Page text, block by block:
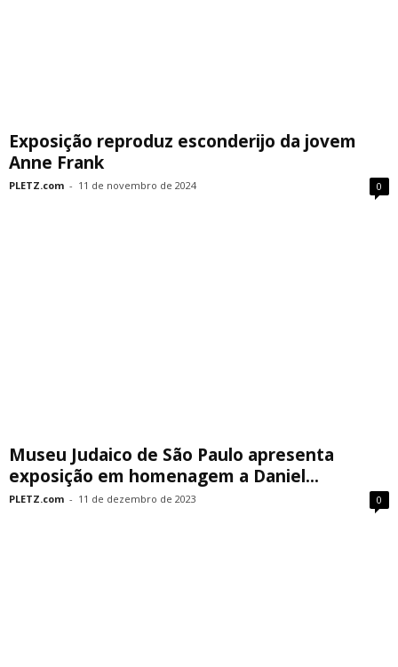
Exposição reproduz esconderijo da jovem
Anne Frank
PLETZ.com - 11 de novembro de 2024 0
Museu Judaico de São Paulo apresenta
exposição em homenagem a Daniel...
PLETZ.com - 11 de dezembro de 2023 0